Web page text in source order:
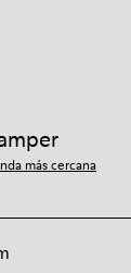
más cercana